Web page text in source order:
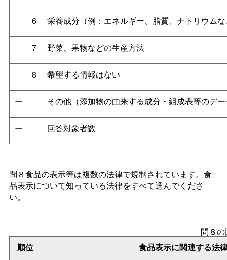
6 栄養成分（例：エネルギー、脂質、ナトリウム
7 野菜、果物などの生産方法
8 希望する情報はない
ー その他（添加物の由来する成分・組成表等のデ
ー 回答対象者数
問８食品の表示等は複数の法律で規制されています。食
品表示について知っている法律をすべて選んでくださ
い。
順位 食品表示に関連する法
問８